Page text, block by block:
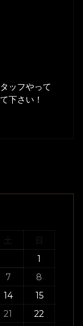
ッフやって
下さい！
1
7
8
14
15
21
22